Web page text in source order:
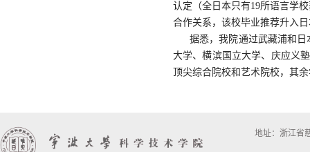
认定（全日本只有19所语言学
合作关系，该校毕业推荐升入
据悉，我院通过武藏浦和
大学、横滨国立大学、庆应义
顶尖综合院校和艺术院校，其
地址：浙江省